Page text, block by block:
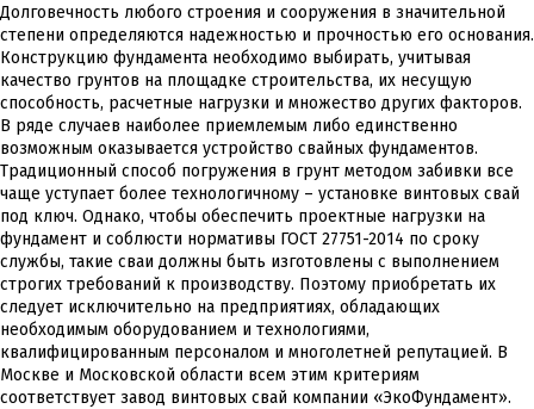
Долговечность любого строения и сооружения в значительной
степени определяются надежностью и прочностью его основания.
Конструкцию фундамента необходимо выбирать, учитывая
качество грунтов на площадке строительства, их несущую
способность, расчетные нагрузки и множество других факторов.
В ряде случаев наиболее приемлемым либо единственно
возможным оказывается устройство свайных фундаментов.
Традиционный способ погружения в грунт методом забивки все
чаще уступает более технологичному – установке винтовых свай
под ключ. Однако, чтобы обеспечить проектные нагрузки на
фундамент и соблюсти нормативы ГОСТ 27751-2014 по сроку
службы, такие сваи должны быть изготовлены с выполнением
строгих требований к производству. Поэтому приобретать их
следует исключительно на предприятиях, обладающих
необходимым оборудованием и технологиями,
квалифицированным персоналом и многолетней репутацией. В
Москве и Московской области всем этим критериям
соответствует завод винтовых свай компании «ЭкоФундамент».